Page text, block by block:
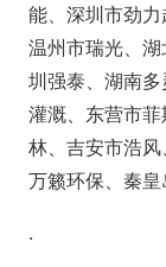
能、深圳市劲力
温州市瑞光、
圳强泰、湖南
灌溉、东营市
林、吉安市浩
万籁环保、秦
.